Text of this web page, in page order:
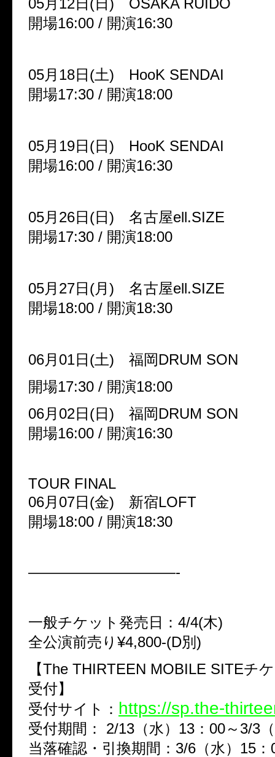
05月12日(日) OSAKA RUIDO
開場16:00 / 開演16:30
05月18日(土) HooK SENDAI
開場17:30 / 開演18:00
05月19日(日) HooK SENDAI
開場16:00 / 開演16:30
05月26日(日) 名古屋ell.SIZE
開場17:30 / 開演18:00
05月27日(月) 名古屋ell.SIZE
開場18:00 / 開演18:30
06月01日(土) 福岡DRUM SON
開場17:30 / 開演18:00
06月02日(日) 福岡DRUM SON
開場16:00 / 開演16:30
TOUR FINAL
06月07日(金) 新宿LOFT
開場18:00 / 開演18:30
——————————-
一般チケット発売日：4/4(木)
全公演前売り¥4,800-(D別)
【The THIRTEEN MOBILE SITEチ
受付】
受付サイト： https://sp.the-
受付期間： 2/13（水）13：00～3/3
当落確認・引換期間：3/6（水）15：